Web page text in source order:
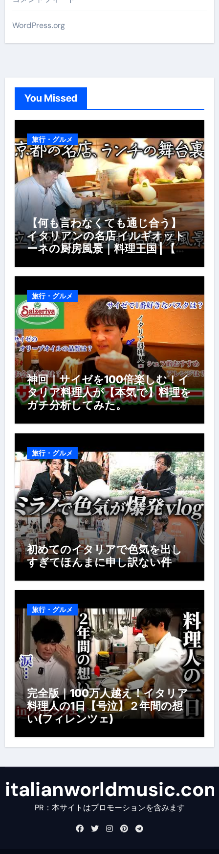
WordPress.org
You Missed
旅行・グルメ
【何も言わなくても通じ合う】
イタリアンの名店 イルギオット
ーネの厨房風景｜料理王国 | 【厨
風景】
旅行・グルメ
神回｜サイゼを100倍楽しむ！イ
タリア料理人が【本気で】料理を
ガチ分析してみた。
旅行・グルメ
初めてのイタリアで色気を出し
すぎてほんまに申し訳ない件
旅行・グルメ
完全版｜100万人越え！イタリア
料理人の1日【号泣】２年間の想
い(フィレンツェ)
PR：本サイトはプロモーションを含みます